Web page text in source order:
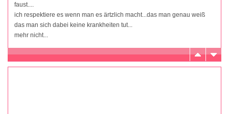
faust....
ich respektiere es wenn man es ärtzlich macht...das man genau weiß
das man sich dabei keine krankheiten tut...
mehr nicht...